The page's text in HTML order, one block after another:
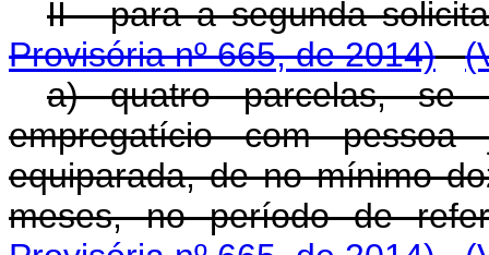
II - para a segunda
Provisória nº 665, de 2014)
a) quatro parcelas, se
empregatício com
equiparada, de no mínimo
meses, no período de